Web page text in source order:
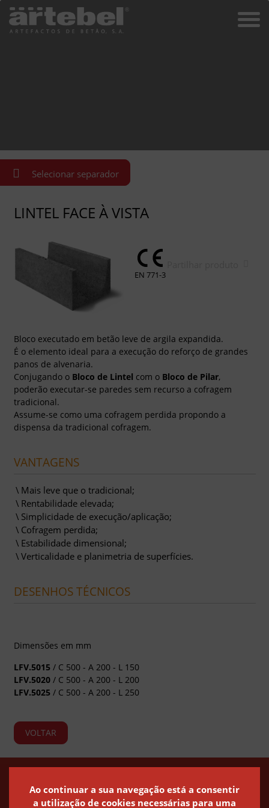
Selecionar separador
LINTEL FACE À VISTA
EN 771-3
Bloco executado em betão leve de argila expandida.
É o elemento ideal para a execução do reforço de grandes
panos de alvenaria.
Conjugando o Bloco de Lintel com o Bloco de Pilar,
poderão executar-se paredes sem recurso a cofragem
tradicional.
Assume-se como uma cofragem perdida propondo a
dispensa da tradicional cofragem.
VANTAGENS
Mais leve que o tradicional;
Rentabilidade elevada;
Simplicidade de execução/aplicação;
Cofragem perdida;
Estabilidade dimensional;
Verticalidade e planimetria de superfícies.
DESENHOS TÉCNICOS
Dimensões em mm
LFV.5015 / C 500 - A 200 - L 150
LFV.5020/ C 500 - A 200 - L 200
LFV.5025 / C 500 - A 200 - L 250
VOLTAR
Ao continuar a sua navegação está a consentir
a utilização de cookies necessárias para uma